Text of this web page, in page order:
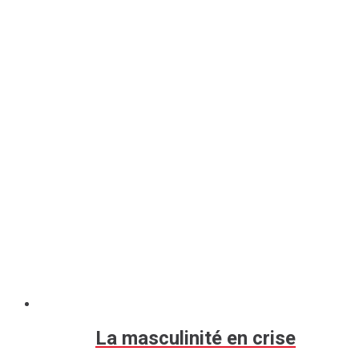
La masculinité en crise